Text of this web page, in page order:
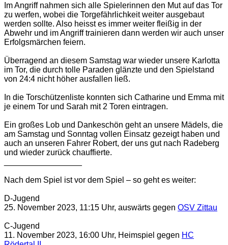
Im Angriff nahmen sich alle Spielerinnen den Mut auf das Tor
zu werfen, wobei die Torgefährlichkeit weiter ausgebaut
werden sollte. Also heisst es immer weiter fleißig in der
Abwehr und im Angriff trainieren dann werden wir auch unser
Erfolgsmärchen feiern.
Überragend an diesem Samstag war wieder unsere Karlotta
im Tor, die durch tolle Paraden glänzte und den Spielstand
von 24:4 nicht höher ausfallen ließ.
In die Torschützenliste konnten sich Catharine und Emma mit
je einem Tor und Sarah mit 2 Toren eintragen.
Ein großes Lob und Dankeschön geht an unsere Mädels, die
am Samstag und Sonntag vollen Einsatz gezeigt haben und
auch an unseren Fahrer Robert, der uns gut nach Radeberg
und wieder zurück chauffierte.
Nach dem Spiel ist vor dem Spiel – so geht es weiter:
D-Jugend
25. November 2023, 11:15 Uhr, auswärts gegen OSV Zittau
C-Jugend
11. November 2023, 16:00 Uhr, Heimspiel gegen HC